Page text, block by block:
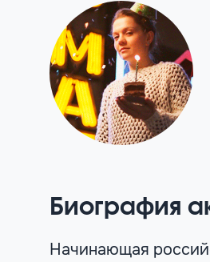
Биография
Начинающая